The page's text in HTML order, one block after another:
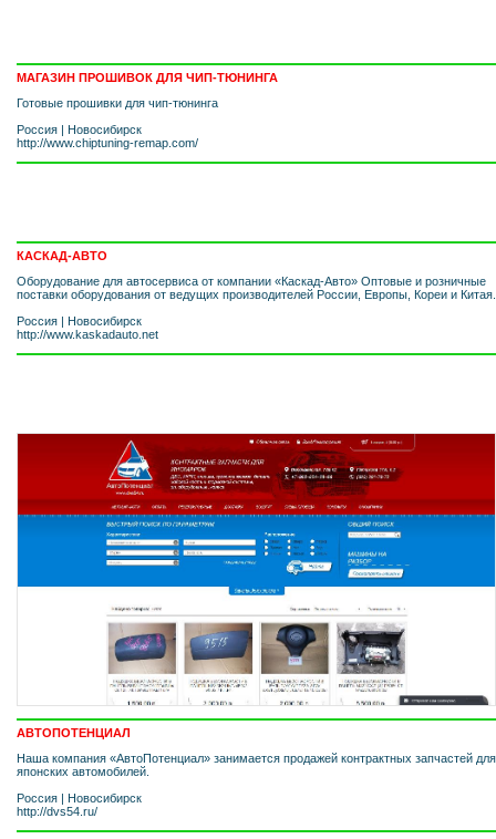
МАГАЗИН ПРОШИВОК ДЛЯ ЧИП-ТЮНИНГА
Готовые прошивки для чип-тюнинга
Россия | Новосибирск
http://www.chiptuning-remap.com/
КАСКАД-АВТО
Оборудование для автосервиса от компании «Каскад-Авто» Оптовые и розничные
поставки оборудования от ведущих производителей России, Европы, Кореи и Китая.
Россия | Новосибирск
http://www.kaskadauto.net
АВТОПОТЕНЦИАЛ
Наша компания «АвтоПотенциал» занимается продажей контрактных запчастей для
японских автомобилей.
Россия | Новосибирск
http://dvs54.ru/